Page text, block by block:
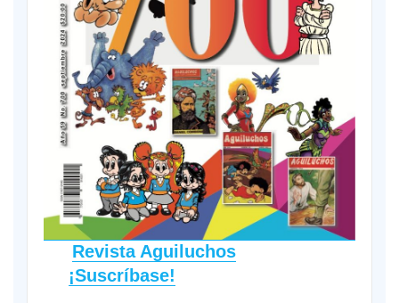
Revista Aguiluchos
¡Suscríbase!